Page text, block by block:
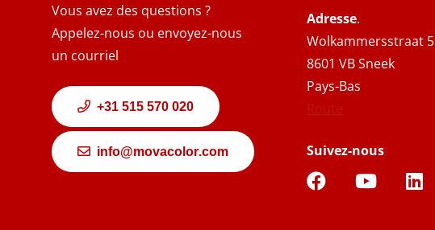
Vous avez des questions ?
Appelez-nous ou envoyez-nous
un courriel
+31 515 570 020
info@movacolor.com
Adresse.
Wolkammersstraat 5
8601 VB Sneek
Pays-Bas
Route
Suivez-nous